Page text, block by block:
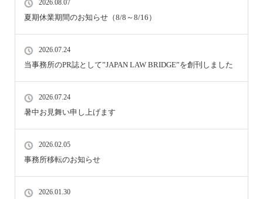
2026.08.07
夏期休業期間のお知らせ（8/8～8/16）
2026.07.24
当事務所のPR誌として”JAPAN LAW BRIDGE”を創刊しました
2026.07.24
暑中お見舞い申し上げます
2026.02.05
事務所移転のお知らせ
2026.01.30